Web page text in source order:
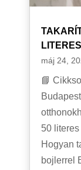
máj 24,
📘
50
Hogyan
bojlerrel